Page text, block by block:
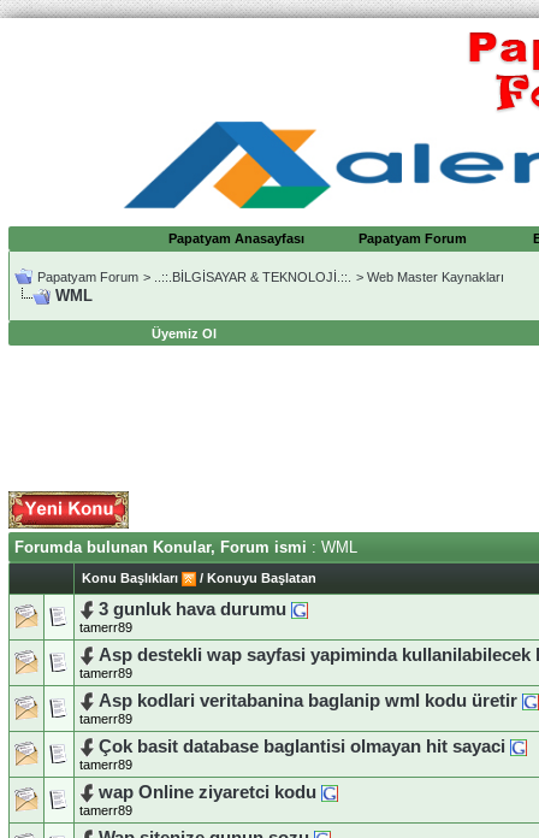
Papatyam Anasayfası Papatyam Forum
Papatyam Forum > ..::.BİLGİSAYAR & TEKNOLOJİ.::. > Web Master Kaynakları
WML
Üyemiz Ol
Forumda bulunan Konular, Forum ismi : WML
Konu Başlıkları / Konuyu Başlatan
3 gunluk hava durumu
tamerr89
Asp destekli wap sayfasi yapiminda kullanilabilecek
tamerr89
Asp kodlari veritabanina baglanip wml kodu üretir
tamerr89
Çok basit database baglantisi olmayan hit sayaci
tamerr89
wap Online ziyaretci kodu
tamerr89